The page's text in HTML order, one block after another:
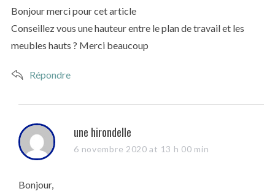
s
:
Bonjour merci pour cet article
Conseillez vous une hauteur entre le plan de travail et les
meubles hauts ? Merci beaucoup
Répondre
s
a
une hirondelle
6 novembre 2020 at 13 h 00 min
Bonjour,